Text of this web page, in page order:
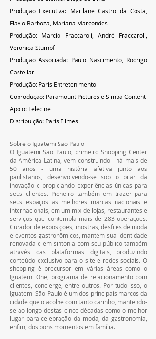
Produção Executiva: Marilane Castro da Costa,
Flavio Barboza, Mariana Marcondes
Produção: Marcio Fraccaroli, André Fraccaroli,
Veronica Stumpf
Produção Associada: Paulo Nascimento, Rodrigo
Castellar
Produção: Paris Entretenimento
Coprodução: Paramount Pictures e Simba Content
Apoio: Telecine
Distribuição: Paris Filmes
Sobre o Iguatemi São Paulo
O Iguatemi São Paulo, primeiro Shopping Center
da América Latina, vem construindo - há mais de
50 anos - uma história afetiva junto aos
paulistanos, desenvolvendo-se sob o pilar da
inovação e propiciando experiências únicas para
seus clientes. Pioneiro também em trazer para
seus espaços as melhores marcas nacionais e
internacionais, em um mix de lojas, restaurantes e
serviços que contempla mais de 283 operações.
Curador de exposições, mostras, desfiles de moda
e eventos gastronômicos, mantém sua identidade
renovada e em sintonia com seu público também
através das plataformas digitais, produzindo
conteúdo exclusivo para o site e redes sociais. O
shopping é precursor em várias áreas como o
Iguatemi One, programa de relacionamento com
clientes, concierge, entre outros. Por tudo isso, o
Iguatemi São Paulo é um dos principais marcos da
cidade que o acolhe com tanto carinho, mantendo-
se ao longo destas cinco décadas como o melhor
lugar para celebração da moda, da gastronomia,
enfim, dos bons momentos em família.